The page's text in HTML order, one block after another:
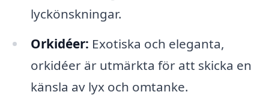
lyckönskningar.
Orkidéer: Exotiska och eleganta,
orkidéer är utmärkta för att skicka en
känsla av lyx och omtanke.